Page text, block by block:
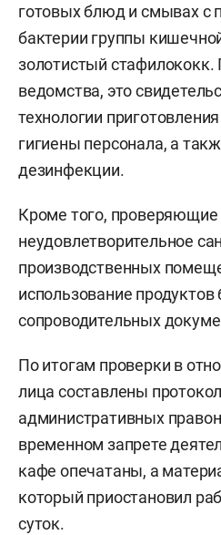
готовых блюд и смывах с
бактерии группы
золотистый
ведомства, это
технологии
гигиены персонала, а
дезинфекции.
Кроме того, проверяющие
неудовлетворительное
производственных
использование
сопроводительных
По итогам проверки в
лица составлены
административных
временном запрете
кафе опечатаны, а
который приостановил
суток.